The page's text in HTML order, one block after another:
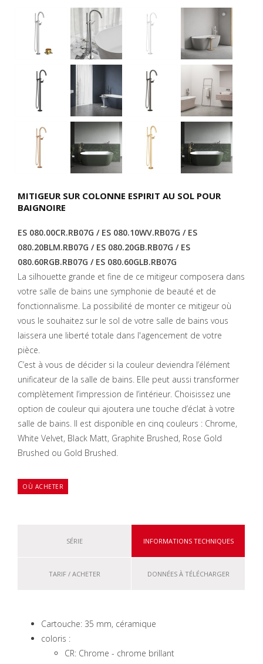
MITIGEUR SUR COLONNE ESPIRIT AU SOL POUR
BAIGNOIRE
ES 080.00CR.RB07G / ES 080.10WV.RB07G / ES
080.20BLM.RB07G / ES 080.20GB.RB07G / ES
080.60RGB.RB07G / ES 080.60GLB.RB07G
La silhouette grande et fine de ce mitigeur composera dans
votre salle de bains une symphonie de beauté et de
fonctionnalisme. La possibilité de monter ce mitigeur où
vous le souhaitez sur le sol de votre salle de bains vous
laissera une liberté totale dans l'agencement de votre
pièce.
C’est à vous de décider si la couleur deviendra l’élément
unificateur de la salle de bains. Elle peut aussi transformer
complètement l’impression de l’intérieur. Choisissez une
option de couleur qui ajoutera une touche d’éclat à votre
salle de bains. Il est disponible en cinq couleurs : Chrome,
White Velvet, Black Matt, Graphite Brushed, Rose Gold
Brushed ou Gold Brushed.
OÙ ACHETER
SÉRIE INFORMATIONS TECHNIQUES
TARIF / ACHETER DONNÉES À TÉLÉCHARGER
Cartouche: 35 mm, céramique
coloris :
CR: Chrome - chrome brillant